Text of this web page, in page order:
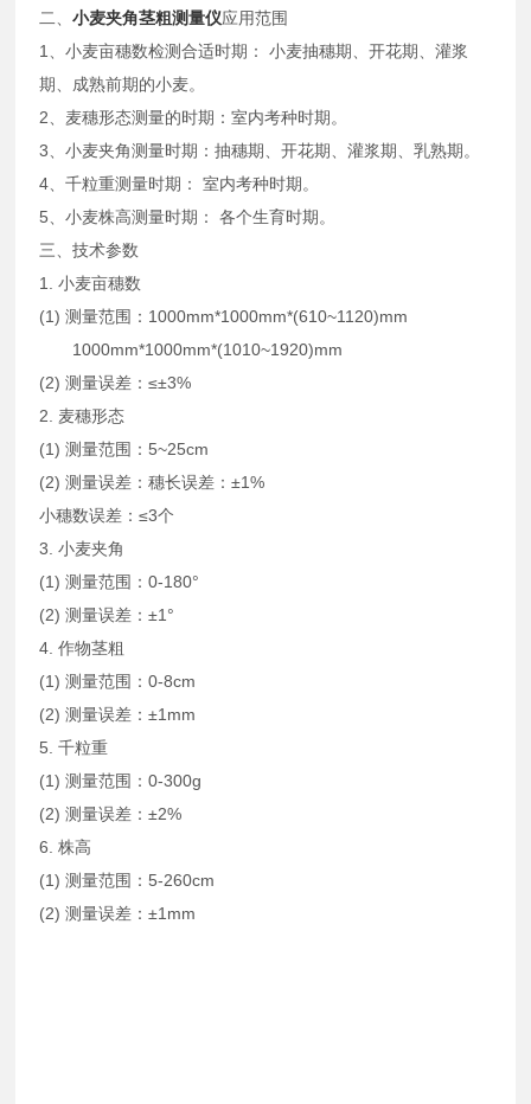
二、小麦夹角茎粗测量仪应用范围
1、小麦亩穗数检测合适时期： 小麦抽穗期、开花期、灌浆
期、成熟前期的小麦。
2、麦穗形态测量的时期：室内考种时期。
3、小麦夹角测量时期：抽穗期、开花期、灌浆期、乳熟期。
4、千粒重测量时期： 室内考种时期。
5、小麦株高测量时期： 各个生育时期。
三、技术参数
1. 小麦亩穗数
(1) 测量范围：1000mm*1000mm*(610~1120)mm
1000mm*1000mm*(1010~1920)mm
(2) 测量误差：≤±3%
2. 麦穗形态
(1) 测量范围：5~25cm
(2) 测量误差：穗长误差：±1%
小穗数误差：≤3个
3. 小麦夹角
(1) 测量范围：0-180°
(2) 测量误差：±1°
4. 作物茎粗
(1) 测量范围：0-8cm
(2) 测量误差：±1mm
5. 千粒重
(1) 测量范围：0-300g
(2) 测量误差：±2%
6. 株高
(1) 测量范围：5-260cm
(2) 测量误差：±1mm